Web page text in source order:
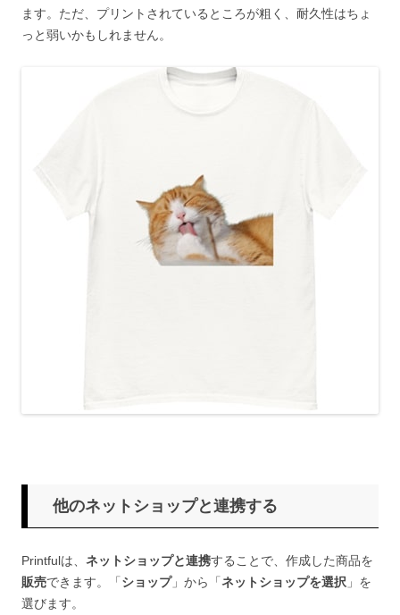
ます。ただ、プリントされているところが粗く、耐久性はちょ
っと弱いかもしれません。
他のネットショップと連携する
Printfulは、 ネットショップと連携することで、作成した商品を
販売できます。「ショップ」から「ネットショップを選択 」を
選びます。